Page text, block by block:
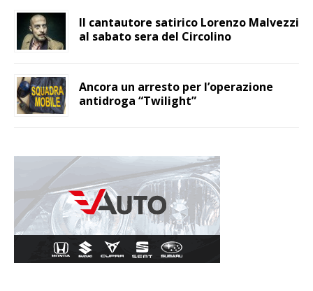
Il cantautore satirico Lorenzo Malvezzi
al sabato sera del Circolino
Ancora un arresto per l’operazione
antidroga “Twilight”